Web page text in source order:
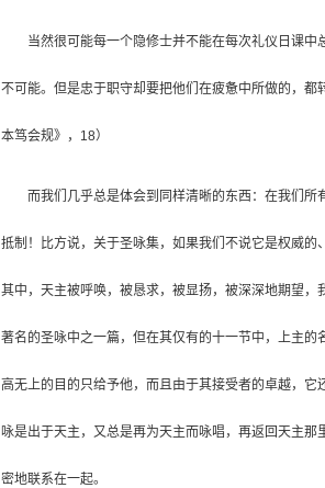
当然很可能每一个隐修士并不能在每次礼仪日课
不可能。但是忠于职守却要把他们在疲惫中所做的，
本笃会规》， 18）
而我们几乎总是体会到同样清晰的东西：在我们
抵制！比方说，关于圣咏集，如果我们不说它是权威
其中，天主被呼唤，被恳求，被显扬，被深深地期望
著名的圣咏中之一篇，但在其仅有的十一节中，上主
高无上的目的只给予他，而且由于其接受者的卓越，
咏是出于天主，又总是再为天主而咏唱，再返回天主
密地联系在一起。